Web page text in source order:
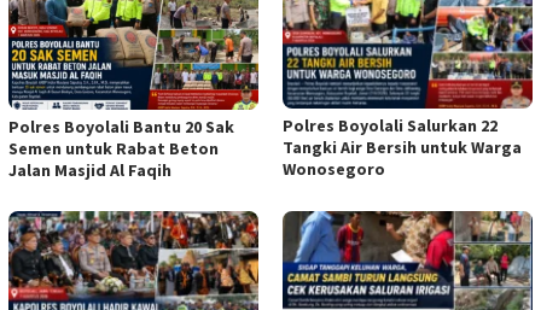
Polres Boyolali Bantu 20 Sak
Semen untuk Rabat Beton
Jalan Masjid Al Faqih
Polres Boyolali Salurkan 22
Tangki Air Bersih untuk Warga
Wonosegoro